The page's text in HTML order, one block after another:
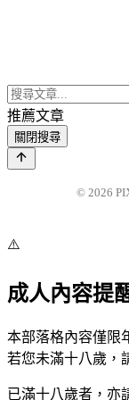
推薦文章
關閉搜尋
© 2026
⚠️
成人內容提
本部落格內容僅限
若您未滿十八歲，
已滿十八歲者，亦